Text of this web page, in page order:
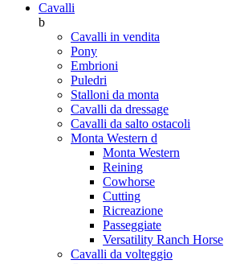
Cavalli
b
Cavalli in vendita
Pony
Embrioni
Puledri
Stalloni da monta
Cavalli da dressage
Cavalli da salto ostacoli
Monta Western d
Monta Western
Reining
Cowhorse
Cutting
Ricreazione
Passeggiate
Versatility Ranch Horse
Cavalli da volteggio